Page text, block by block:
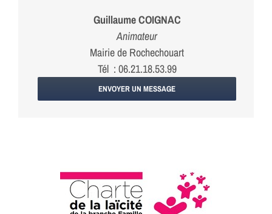
Guillaume COIGNAC
Animateur
Mairie de Rochechouart
Tél : 06.21.18.53.99
ENVOYER UN MESSAGE